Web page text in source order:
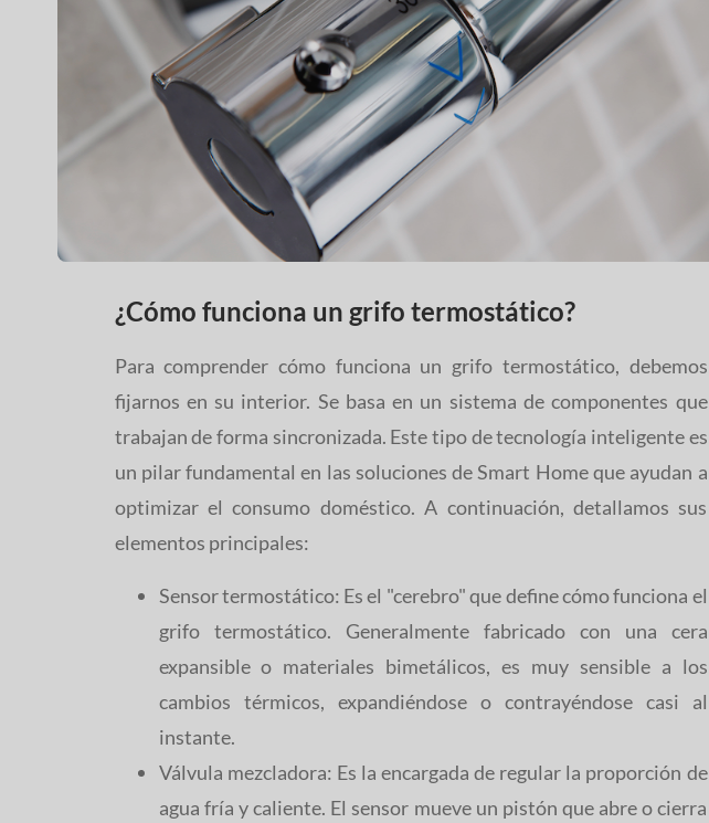
¿Cómo funciona un grifo termostático?
Para comprender cómo funciona un grifo termostático, debemos
fijarnos en su interior. Se basa en un sistema de componentes que
trabajan de forma sincronizada. Este tipo de tecnología inteligente es
un pilar fundamental en las soluciones de Smart Home que ayudan a
optimizar el consumo doméstico. A continuación, detallamos sus
elementos principales:
Sensor termostático: Es el "cerebro" que define cómo funciona el
grifo termostático. Generalmente fabricado con una cera
expansible o materiales bimetálicos, es muy sensible a los
cambios térmicos, expandiéndose o contrayéndose casi al
instante.
Válvula mezcladora: Es la encargada de regular la proporción de
agua fría y caliente. El sensor mueve un pistón que abre o cierra